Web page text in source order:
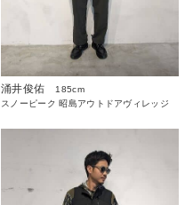
涌井俊佑
185cm
スノーピーク 昭島アウトドアヴィレッジ